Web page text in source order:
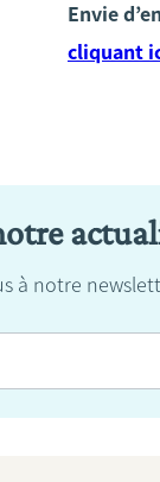
Envie
cliquant
à notre